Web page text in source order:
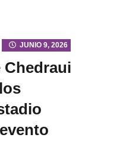
JUNIO 9, 2026
Chedraui